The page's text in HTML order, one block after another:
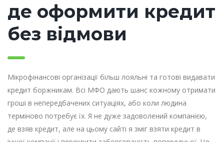
де оформити кредит
без відмови
Мікрофінансові організації більш лояльні та готові видавати
кредит боржникам. Всі МФО дають шанс кожному отримати
гроші в непередбачених ситуаціях, або коли людина
терміново потребує їх. Я не дуже задоволений компанією,
де взяв кредит, але на цьому сайті я зміг взяти кредит в